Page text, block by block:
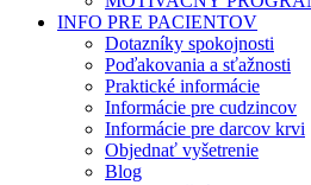
INFO PRE PACIENTOV
Dotazníky spokojnosti
Poďakovania a sťažnosti
Praktické informácie
Informácie pre cudzincov
Informácie pre darcov krvi
Objednať vyšetrenie
Blog